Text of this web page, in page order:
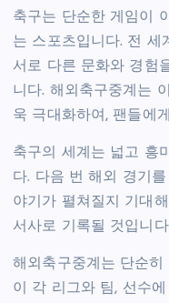
축구는 단순한 게임이
는 스포츠입니다. 전 세
서로 다른 문화와 경험
니다. 해외축구중계는
욱 극대화하여, 팬들에
축구의 세계는 넓고 흥
다. 다음 번 해외 경기
야기가 펼쳐질지 기대
서사로 기록될 것입니다
해외축구중계는 단순
이 각 리그와 팀, 선수